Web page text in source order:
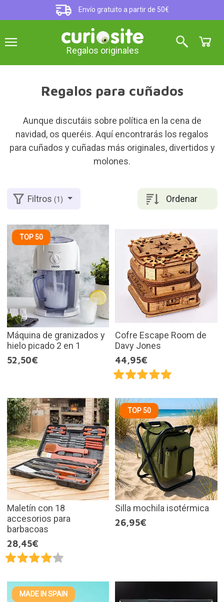
Envío gratuito a partir de 50€
Regalos originales
Regalos para cuñados
Aunque discutáis sobre política en la cena de
navidad, os queréis. Aquí encontrarás los regalos
para cuñados y cuñadas más originales, divertidos y
molones.
Ordenar
Filtros(1)
TOP 50
Máquina de granizados y
hielo picado 2 en 1
52,50€
Cofre Escape Room de
Davy Jones
44,95€
Maletín con 18
accesorios para
barbacoas
28,45€
TOP 50
Silla mochila isotérmica
26,95€
MADE IN SPAIN